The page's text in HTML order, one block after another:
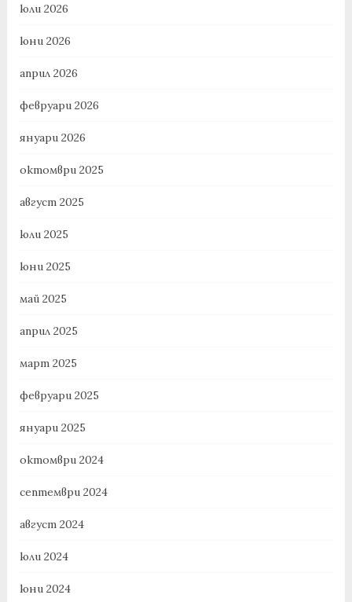
юли 2026
юни 2026
април 2026
февруари 2026
януари 2026
октомври 2025
август 2025
юли 2025
юни 2025
май 2025
април 2025
март 2025
февруари 2025
януари 2025
октомври 2024
септември 2024
август 2024
юли 2024
юни 2024